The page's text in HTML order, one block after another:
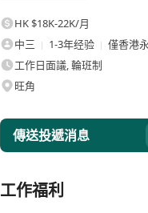
HK $18K-22K/月
中三
1-3年经验
僅香港
工作日面議, 輪班制
旺角
傳送投遞消息
工作福利